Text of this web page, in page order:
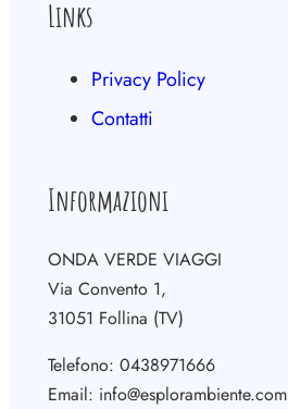
Links
Privacy Policy
Contatti
Informazioni
ONDA VERDE VIAGGI
Via Convento 1,
31051 Follina (TV)
Telefono: 0438971666
Email: info@esplorambiente.com